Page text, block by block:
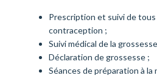
Prescription et suivi de
contraception ;
Suivi médical de la
Déclaration de grossesse ;
Séances de préparation à la